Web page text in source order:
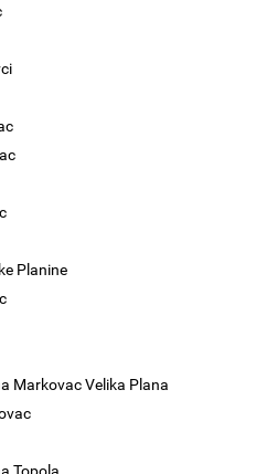
Planine
Markovac Velika Plana